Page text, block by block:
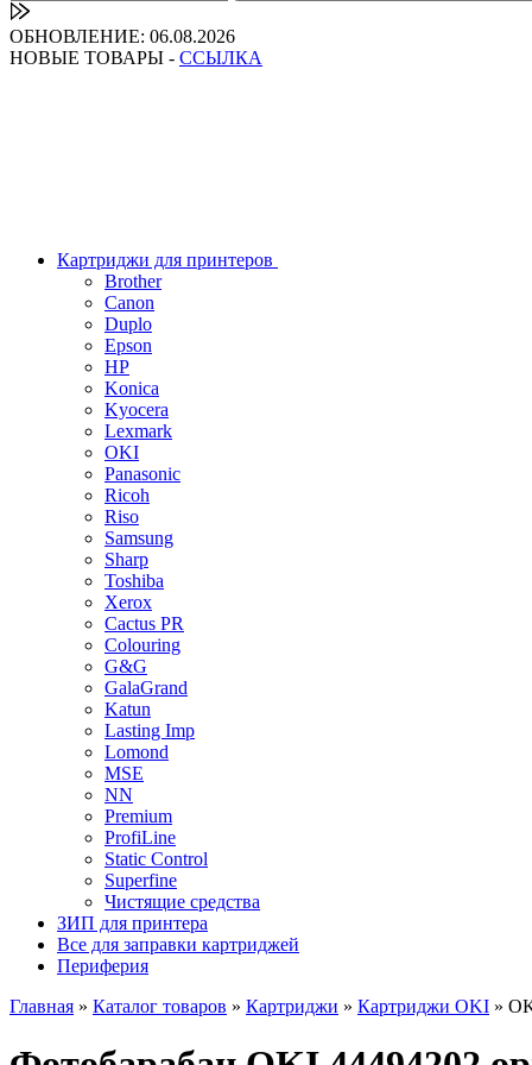
ОБНОВЛЕНИЕ: 06.08.2026
НОВЫЕ ТОВАРЫ - ССЫЛКА
Картриджи для принтеров
Brother
Canon
Duplo
Epson
HP
Konica
Kyocera
Lexmark
OKI
Panasonic
Ricoh
Riso
Samsung
Sharp
Toshiba
Xerox
Cactus PR
Colouring
G&G
GalaGrand
Katun
Lasting Imp
Lomond
MSE
NN
Premium
ProfiLine
Static Control
Superfine
Чистящие средства
ЗИП для принтера
Все для заправки картриджей
Периферия
Главная » Каталог товаров » Картриджи » Картриджи OKI »